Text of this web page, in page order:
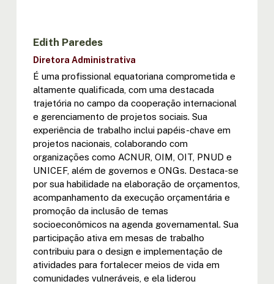
Edith Paredes
Diretora Administrativa
É uma profissional equatoriana comprometida e
altamente qualificada, com uma destacada
trajetória no campo da cooperação internacional
e gerenciamento de projetos sociais. Sua
experiência de trabalho inclui papéis-chave em
projetos nacionais, colaborando com
organizações como ACNUR, OIM, OIT, PNUD e
UNICEF, além de governos e ONGs. Destaca-se
por sua habilidade na elaboração de orçamentos,
acompanhamento da execução orçamentária e
promoção da inclusão de temas
socioeconômicos na agenda governamental. Sua
participação ativa em mesas de trabalho
contribuiu para o design e implementação de
atividades para fortalecer meios de vida em
comunidades vulneráveis, e ela liderou